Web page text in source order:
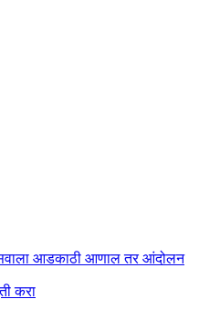
आडकाठी आणाल तर आंदोलन
करा